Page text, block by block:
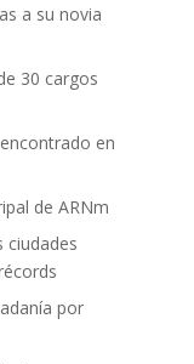
a su novia
30 cargos
en
de ARNm
ciudades
por